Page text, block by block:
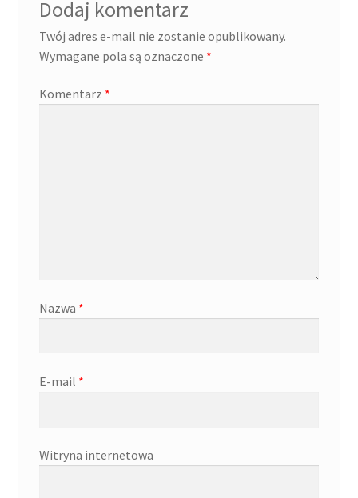
Dodaj komentarz
Twój adres e-mail nie zostanie opublikowany.
Wymagane pola są oznaczone *
Komentarz *
Nazwa *
E-mail *
Witryna internetowa